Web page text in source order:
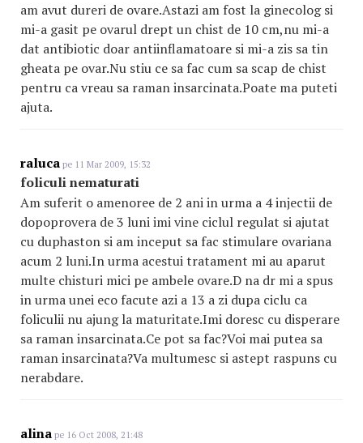
am avut dureri de ovare.Astazi am fost la ginecolog si
mi-a gasit pe ovarul drept un chist de 10 cm,nu mi-a
dat antibiotic doar antiinflamatoare si mi-a zis sa tin
gheata pe ovar.Nu stiu ce sa fac cum sa scap de chist
pentru ca vreau sa raman insarcinata.Poate ma puteti
ajuta.
raluca pe 11 Mar 2009, 15:32
foliculi nematurati
Am suferit o amenoree de 2 ani in urma a 4 injectii de
dopoprovera de 3 luni imi vine ciclul regulat si ajutat
cu duphaston si am inceput sa fac stimulare ovariana
acum 2 luni.In urma acestui tratament mi au aparut
multe chisturi mici pe ambele ovare.D na dr mi a spus
in urma unei eco facute azi a 13 a zi dupa ciclu ca
foliculii nu ajung la maturitate.Imi doresc cu disperare
sa raman insarcinata.Ce pot sa fac?Voi mai putea sa
raman insarcinata?Va multumesc si astept raspuns cu
nerabdare.
alina pe 16 Oct 2008, 21:48